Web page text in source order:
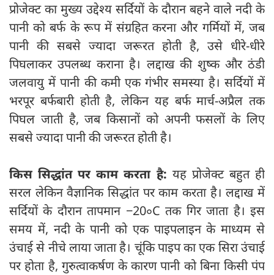
प्रोजेक्ट का मुख्य उद्देश्य सर्दियों के दौरान बहने वाले नदी के
पानी को बर्फ के रूप में संग्रहित करना और गर्मियों में, जब
पानी की सबसे ज्यादा जरूरत होती है, उसे धीरे-धीरे
पिघलाकर उपलब्ध कराना है। लद्दाख की शुष्क और ठंडी
जलवायु में पानी की कमी एक गंभीर समस्या है। सर्दियों में
भरपूर बर्फबारी होती है, लेकिन यह बर्फ मार्च-अप्रैल तक
पिघल जाती है, जब किसानों को अपनी फसलों के लिए
सबसे ज्यादा पानी की जरूरत होती है।
किस सिद्धांत पर काम करता है: यह प्रोजेक्ट बहुत ही
सरल लेकिन वैज्ञानिक सिद्धांत पर काम करता है। लद्दाख में
सर्दियों के दौरान तापमान −20∘C तक गिर जाता है। इस
समय में, नदी के पानी को एक पाइपलाइन के माध्यम से
उंचाई से नीचे लाया जाता है। चूंकि पाइप का एक सिरा उंचाई
पर होता है, गुरुत्वाकर्षण के कारण पानी को बिना किसी पंप